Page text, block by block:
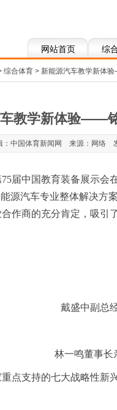
网站首页 综
综合体育 > 新能源汽车教学新体
教学新体验——
：中国体育新闻网 来源：网络
75届中国教育装备展示
源汽车专业整体解决
作商的充分肯定，吸引
戴盛中副总
林一鸣董事长
点支持的七大战略性新